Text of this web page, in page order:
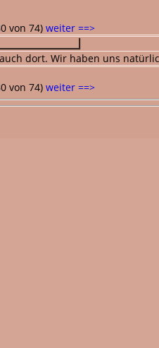
von 74) weiter ==>
dort. Wir haben uns
von 74) weiter ==>